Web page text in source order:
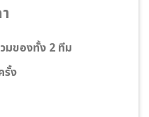
มของทั้ง 2 ทีม
รั้ง